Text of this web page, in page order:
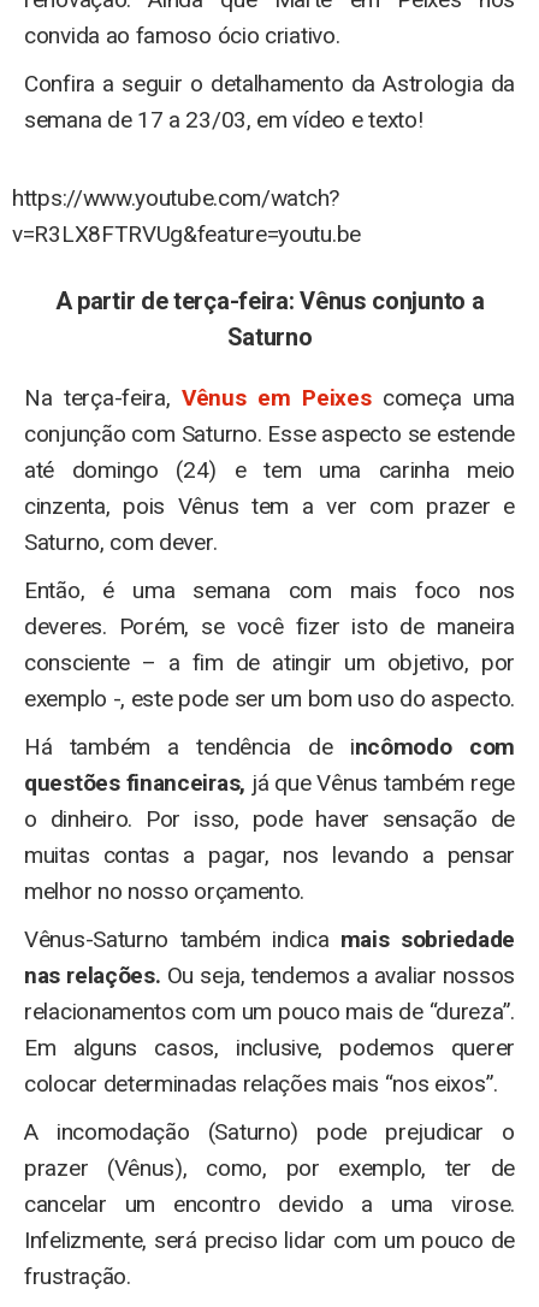
convida ao famoso ócio criativo.
Confira a seguir o detalhamento da Astrologia da
semana de 17 a 23/03, em vídeo e texto!
https://www.youtube.com/watch?
v=R3LX8FTRVUg&feature=youtu.be
A partir de terça-feira: Vênus conjunto a
Saturno
Na terça-feira,Vênus em Peixescomeça uma
conjunção com Saturno. Esse aspecto se estende
até domingo (24) e tem uma carinha meio
cinzenta, pois Vênus tem a ver com prazer e
Saturno, com dever.
Então, é uma semana com mais foco nos
deveres. Porém, se você fizer isto de maneira
consciente – a fim de atingir um objetivo, por
exemplo -, este pode ser um bom uso do aspecto.
Há também a tendência de incômodo com
questões financeiras, já que Vênus também rege
o dinheiro. Por isso, pode haver sensação de
muitas contas a pagar, nos levando a pensar
melhor no nosso orçamento.
Vênus-Saturno também indica mais sobriedade
nas relações. Ou seja, tendemos a avaliar nossos
relacionamentos com um pouco mais de “dureza”.
Em alguns casos, inclusive, podemos querer
colocar determinadas relações mais “nos eixos”.
A incomodação (Saturno) pode prejudicar o
prazer (Vênus), como, por exemplo, ter de
cancelar um encontro devido a uma virose.
Infelizmente, será preciso lidar com um pouco de
frustração.